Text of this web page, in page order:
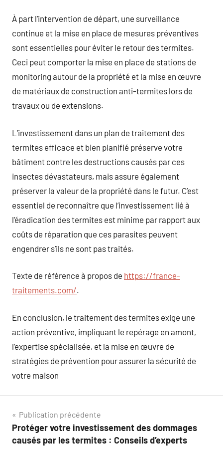
À part l’intervention de départ, une surveillance
continue et la mise en place de mesures préventives
sont essentielles pour éviter le retour des termites.
Ceci peut comporter la mise en place de stations de
monitoring autour de la propriété et la mise en œuvre
de matériaux de construction anti-termites lors de
travaux ou de extensions.
L’investissement dans un plan de traitement des
termites efficace et bien planifié préserve votre
bâtiment contre les destructions causés par ces
insectes dévastateurs, mais assure également
préserver la valeur de la propriété dans le futur. C’est
essentiel de reconnaître que l’investissement lié à
l’éradication des termites est minime par rapport aux
coûts de réparation que ces parasites peuvent
engendrer s’ils ne sont pas traités.
Texte de référence à propos de https://france-
traitements.com/.
En conclusion, le traitement des termites exige une
action préventive, impliquant le repérage en amont,
l’expertise spécialisée, et la mise en œuvre de
stratégies de prévention pour assurer la sécurité de
votre maison
Navigation
de
Publication précédente
Protéger votre investissement des dommages
causés par les termites : Conseils d’experts